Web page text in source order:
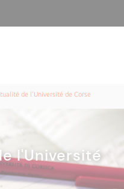
de l'Université de Corse
l'Université